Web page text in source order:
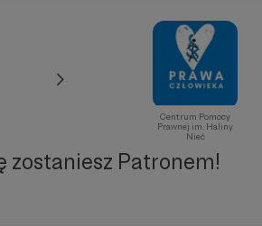
Centrum Pomocy
Prawnej im. Haliny
Nieć
zostaniesz Patronem!